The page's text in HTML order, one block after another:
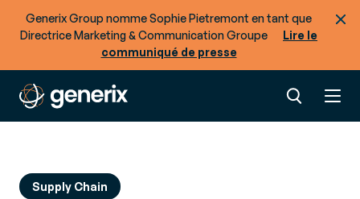
Generix Group nomme Sophie Pietremont en tant que
Directrice Marketing & Communication Groupe
Lire le
communiqué de presse
Supply Chain